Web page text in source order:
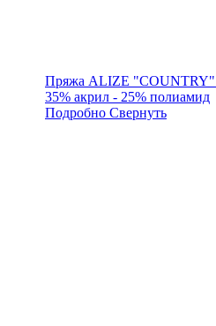
Пряжа ALIZE "COUNTRY"
35% акрил - 25% полиамид
Подробно Свернуть